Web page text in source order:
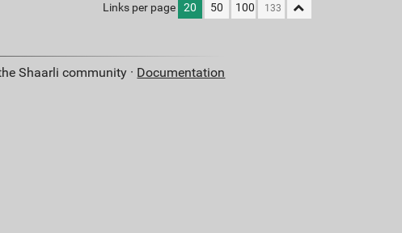
Links per page 20 50 100
Shaarli community · Documentation